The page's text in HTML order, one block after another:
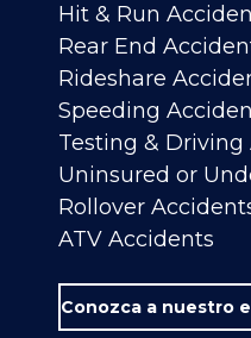
Hit & Run
Rear End
Rideshare
Speeding
Testing & Driving
Uninsured or
Rollover
ATV Accidents